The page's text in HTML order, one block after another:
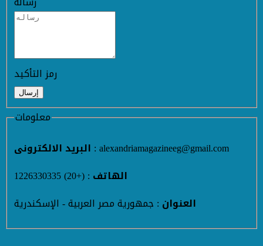
رمز التأكيد
معلومات
البريد الالكترونى : alexandriamagazineeg@gmail.com
الهاتف : (+20) 1226330335
العنوان : جمهورية مصر العربية - الإسكندرية